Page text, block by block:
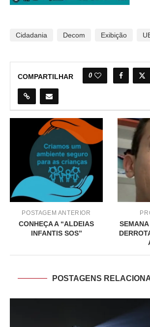
Cidadania Decom Exibição
COMPARTILHAR 0
POSTAGEM ANTERIOR
CONHEÇA A “ALDEIAS
INFANTIS SOS”
POSTAGENS